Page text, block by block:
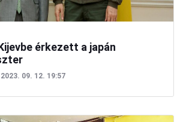
érkezett a japán
2023. 09. 12. 19:57